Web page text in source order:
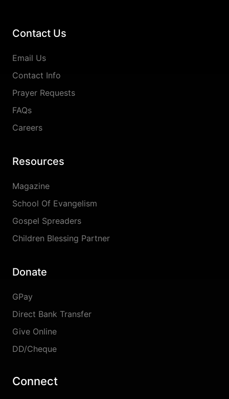
Contact Us
Email Us
Contact Info
Prayer Requests
FAQs
Careers
Resources
Magazine
School Of Evangelism
Gospel Spreaders
Children Blessing Partner
Donate
GPay
Direct Bank Transfer
Give Online
DD/Cheque
Connect